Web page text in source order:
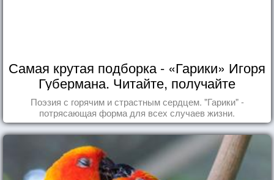
Самая крутая подборка - «Гарики» Игоря
Губермана. Читайте, получайте
удовольствие!
Поэзия с горячим и страстным сердцем. "Гарики" -
потрясающая форма для всех случаев жизни.